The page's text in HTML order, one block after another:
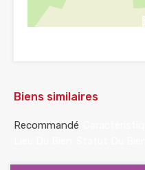
Biens similaires
Recommandé